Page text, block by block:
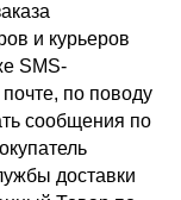
и курьеров
SMS-
по поводу
сообщения по
доставки